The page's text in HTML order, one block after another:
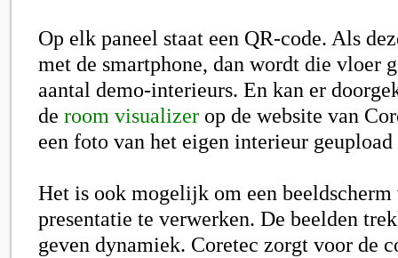
Op elk paneel staat een QR-code. Als
met de smartphone, dan wordt die vloer
aantal demo-interieurs. En kan er
de room visualizer op de website van
een foto van het eigen interieur
Het is ook mogelijk om een
presentatie te verwerken. De beelden
geven dynamiek. Coretec zorgt voor de